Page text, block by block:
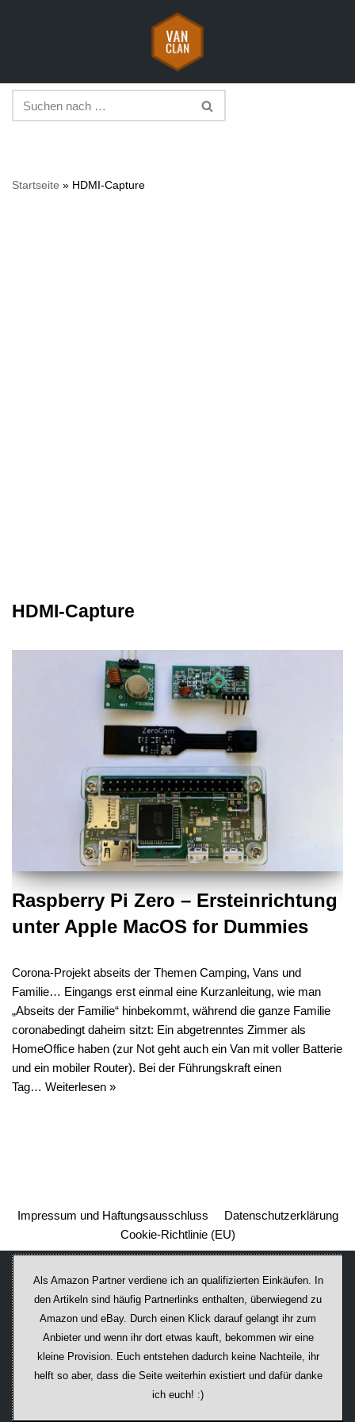
springen
Startseite » HDMI-Capture
HDMI-Capture
Raspberry Pi Zero – Ersteinrichtung
unter Apple MacOS for Dummies
Corona-Projekt abseits der Themen Camping, Vans und
Familie… Eingangs erst einmal eine Kurzanleitung, wie man
„Abseits der Familie“ hinbekommt, während die ganze Familie
coronabedingt daheim sitzt: Ein abgetrenntes Zimmer als
HomeOffice haben (zur Not geht auch ein Van mit voller Batterie
und ein mobiler Router). Bei der Führungskraft einen
Tag… Weiterlesen »
Impressum und Haftungsausschluss
Datenschutzerklärung
Cookie-Richtlinie (EU)
Als Amazon Partner verdiene ich an qualifizierten Einkäufen. In
den Artikeln sind häufig Partnerlinks enthalten, überwiegend zu
Amazon und eBay. Durch einen Klick darauf ge­lan­gt ihr zum
Anbieter und wenn ihr dort etwas kauft, bekommen wir ei­ne
kleine Provision. Euch entstehen dadurch keine Nachteile, ihr
helft so aber, dass die Seite weiterhin existiert und dafür danke
ich euch! :)